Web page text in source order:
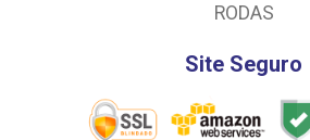
RODAS
Site Seguro